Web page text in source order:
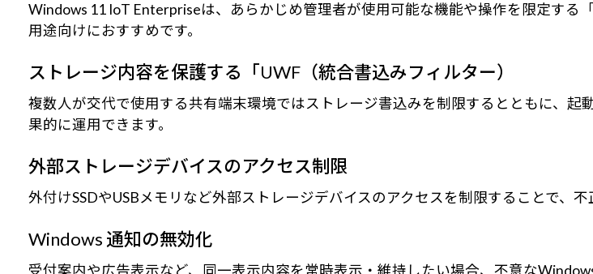
Windows 11 IoT Enterpriseは、あらかじめ管理者が使用可能な機能や操作を限定す
用途向けにおすすめです。
ストレージ内容を保護する「UWF（統合書込みフィルター）
複数人が交代で使用する共有端末環境ではストレージ書込みを制限するとともに、
果的に運用できます。
外部ストレージデバイスのアクセス制限
外付けSSDやUSBメモリなど外部ストレージデバイスのアクセスを制限することで、
Windows 通知の無効化
受付案内や広告表示など、同一表示内容を常時表示・維持したい場合、不意な